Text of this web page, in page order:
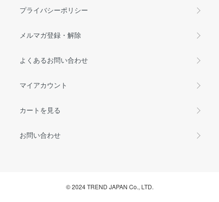
プライバシーポリシー
メルマガ登録・解除
よくあるお問い合わせ
マイアカウント
カートを見る
お問い合わせ
© 2024 TREND JAPAN Co., LTD.